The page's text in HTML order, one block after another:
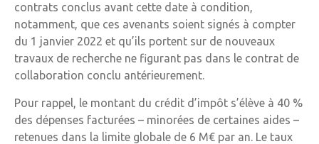
contrats conclus avant cette date à condition,
notamment, que ces avenants soient signés à compter
du 1 janvier 2022 et qu’ils portent sur de nouveaux
travaux de recherche ne figurant pas dans le contrat de
collaboration conclu antérieurement.
Pour rappel, le montant du crédit d’impôt s’élève à 40 %
des dépenses facturées – minorées de certaines aides –
retenues dans la limite globale de 6 M€ par an. Le taux